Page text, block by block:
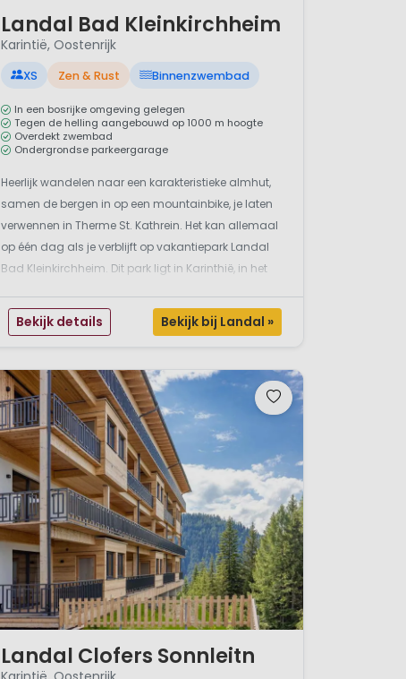
Landal Bad Kleinkirchheim
Karintië, Oostenrijk
XS Zen & Rust Binnenzwembad
In een bosrijke omgeving gelegen
Tegen de helling aangebouwd op 1000 m hoogte
Overdekt zwembad
Ondergrondse parkeergarage
Heerlijk wandelen naar een karakteristieke almhut,
samen de bergen in op een mountainbike, je laten
verwennen in Therme St. Kathrein. Het kan allemaal
op één dag als je verblijft op vakantiepark Landal
Bad Kleinkirchheim. Dit park ligt in Karinthië, in het
ligt op een hoogte van 1.000 meter tegen ...
Bekijk details Bekijk bij Landal »
Landal Clofers Sonnleitn